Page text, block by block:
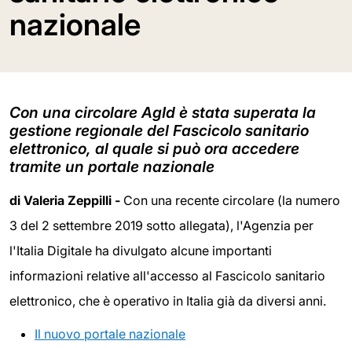
nazionale
Con una circolare AgId è stata superata la
gestione regionale del Fascicolo sanitario
elettronico, al quale si può ora accedere
tramite un portale nazionale
di Valeria Zeppilli - Con una recente circolare (la numero
3 del 2 settembre 2019 sotto allegata), l'Agenzia per
l'Italia Digitale ha divulgato alcune importanti
informazioni relative all'accesso al Fascicolo sanitario
elettronico, che è operativo in Italia già da diversi anni.
Il nuovo portale nazionale